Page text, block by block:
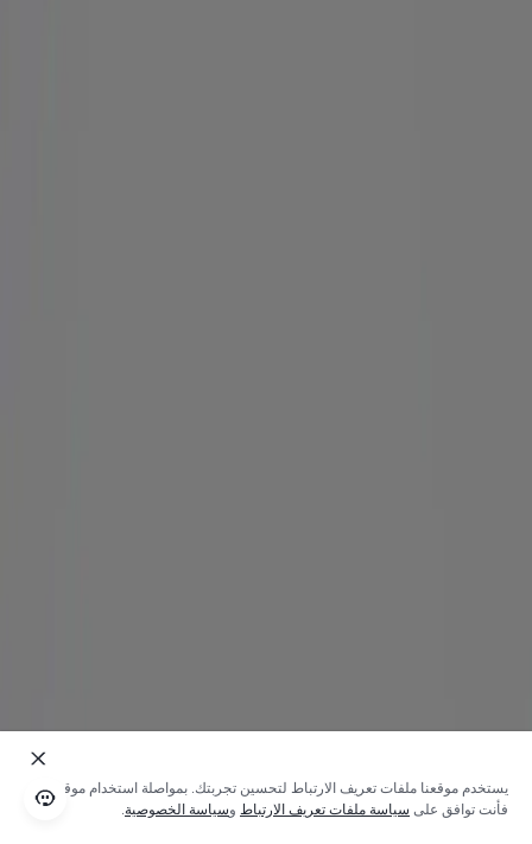
يستخدم موقعنا ملفات تعريف الارتباط لتحسين تجربتك. بمواصلة استخدام موقعنا؛
فأنت توافق على سياسة ملفات تعريف الارتباط وسياسة الخصوصية.